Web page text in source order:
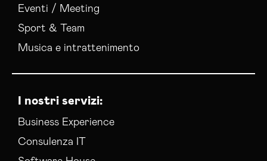
Web Agency Catanzaro
Eventi / Meeting
Sport & Team
Musica e intrattenimento
I nostri servizi:
Business Experience
Consulenza IT